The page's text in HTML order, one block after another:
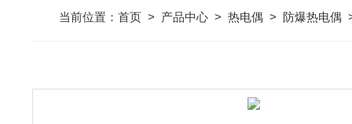
当前位置： 首页> 产品中心> 热电偶> 防爆热电偶